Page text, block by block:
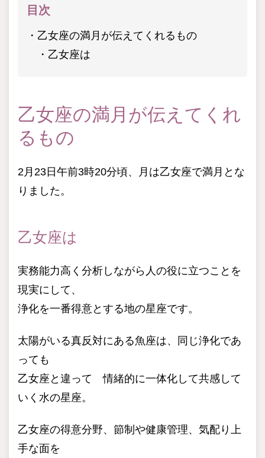
目次
乙女座の満月が伝えてくれるもの
乙女座は
乙女座の満月が伝えてくれ
るもの
2月23日午前3時20分頃、月は乙女座で満月とな
りました。
乙女座は
実務能力高く分析しながら人の役に立つことを
現実にして、
浄化を一番得意とする地の星座です。
太陽がいる真反対にある魚座は、同じ浄化であ
っても
乙女座と違って 情緒的に一体化して共感して
いく水の星座。
乙女座の得意分野、節制や健康管理、気配り上
手な面を